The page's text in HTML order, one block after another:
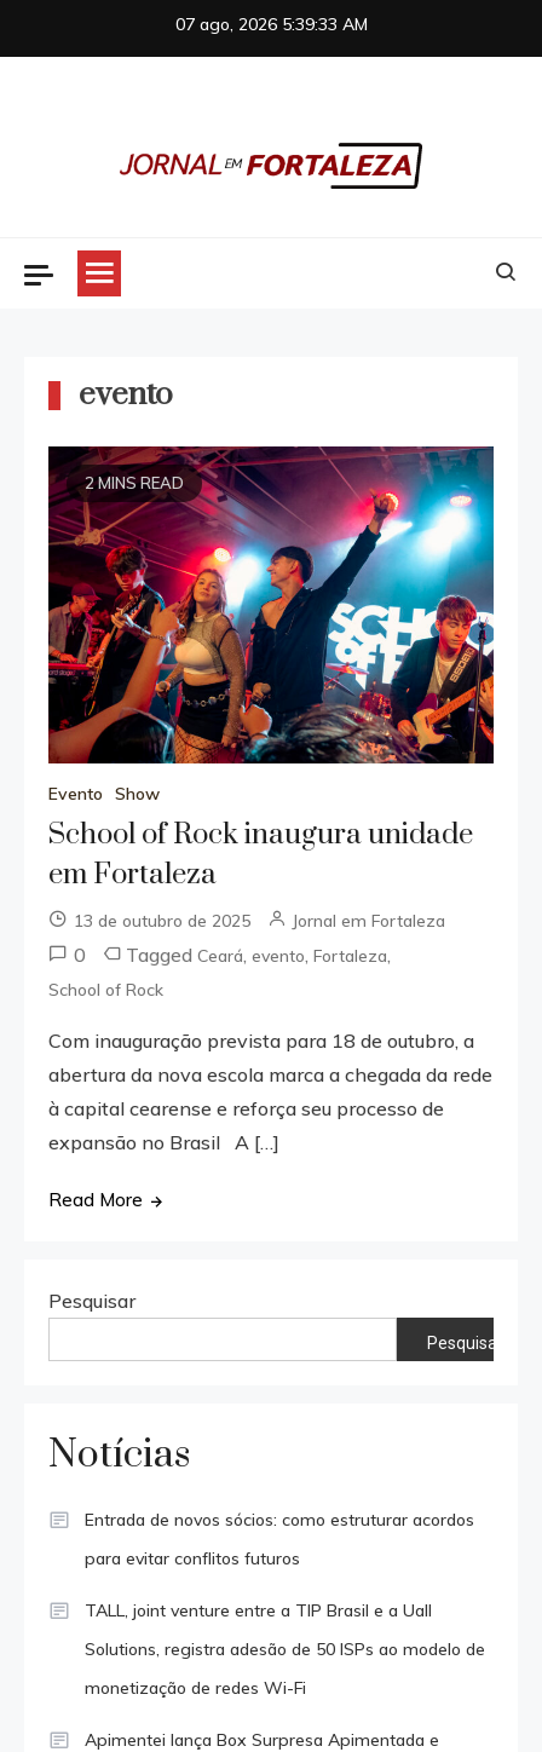
07 ago, 2026 5:39:33 AM
evento
2 MINS READ
Evento Show
School of Rock inaugura unidade
em Fortaleza
13 de outubro de 2025 Jornal em Fortaleza
0 TaggedCeará ,evento ,Fortaleza
School of Rock
Com inauguração prevista para 18 de outubro, a
abertura da nova escola marca a chegada da rede
à capital cearense e reforça seu processo de
expansão no Brasil A […]
Read More
Pesquisar
Pesquisar
Notícias
Entrada de novos sócios: como estruturar acordos
para evitar conflitos futuros
TALL, joint venture entre a TIP Brasil e a Uall
Solutions, registra adesão de 50 ISPs ao modelo de
monetização de redes Wi-Fi
Apimentei lança Box Surpresa Apimentada e